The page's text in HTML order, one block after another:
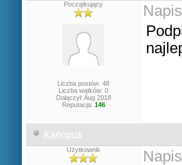
Początkujący
Liczba postów: 48
Liczba wątków: 0
Dołączył: Aug 2018
Reputacja: 146
Kanopus
Użytkownik